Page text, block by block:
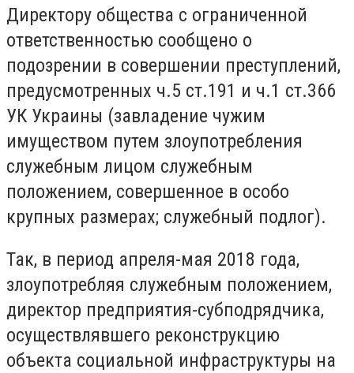
Директору общества с ограниченной
ответственностью сообщено о
подозрении в совершении преступлений,
предусмотренных ч.5 ст.191 и ч.1 ст.366
УК Украины (завладение чужим
имуществом путем злоупотребления
служебным лицом служебным
положением, совершенное в особо
крупных размерах; служебный подлог).
Так, в период апреля-мая 2018 года,
злоупотребляя служебным положением,
директор предприятия-субподрядчика,
осуществлявшего реконструкцию
объекта социальной инфраструктуры на